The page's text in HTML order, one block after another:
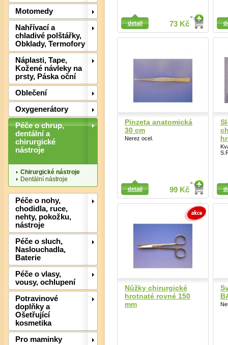
Motomedy
Nahřívací a
chladivé polštářky,
Obklady, Termofory
Náplasti, Tape,
Kožené návleky na
prsty, Páska oční
Oblečení
Oxygenerátory
Péče o chrup,
dentální a
chirurgické
nástroje
Chirurgické nástroje
Dentální nástroje
Péče o nohy,
chodidla, ruce,
nehty, pokožku,
nástroje
Péče o sluch,
Naslouchadla,
Baterie
Péče o vlasy,
vousy, ochlupení
Potravinové
doplňky a
Ošetřující
kosmetika
Pro maminky
73 Kč
detail
Detail
Pinzeta anatomická
30 cm
Nerez ocel.
99 Kč
detail
Detail
Detail
Nůžky chirurgické
hrotnaté rovné 150
mm